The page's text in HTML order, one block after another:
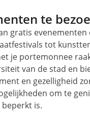
te
gratis
tot
je portemonnee
van de stad en
en gezelligheid
om te
is.